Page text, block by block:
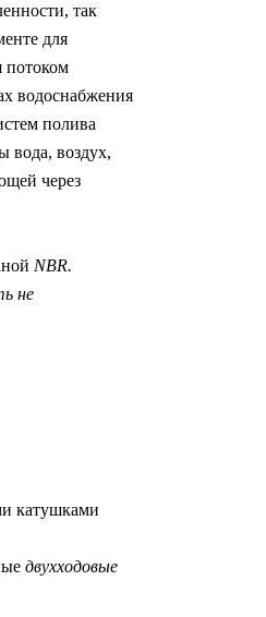
так
для
потоком
водоснабжения
полива
вода, воздух,
через
NBR.
не
катушками
двухходовые